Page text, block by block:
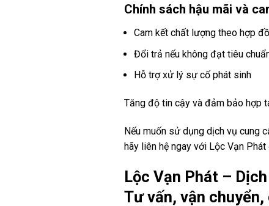
Chính sách hậu mãi và
Cam kết chất lượng theo hợp
Đổi trả nếu không đạt tiêu
Hỗ trợ xử lý sự cố phát sinh
Tăng độ tin cậy và đảm bảo hợp
Nếu muốn sử dụng dịch vụ cung
hãy liên hệ ngay với Lộc Vạn
Lộc Vạn Phát –
Tư vấn, vận